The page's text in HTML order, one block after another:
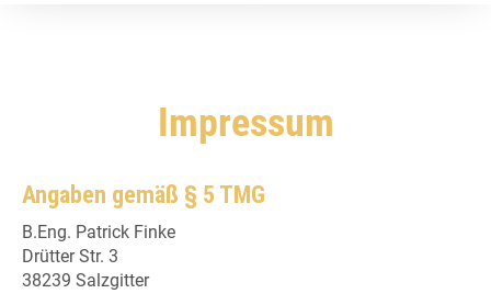
Impressum
Angaben gemäß § 5 TMG
B.Eng. Patrick Finke
Drütter Str. 3
38239 Salzgitter